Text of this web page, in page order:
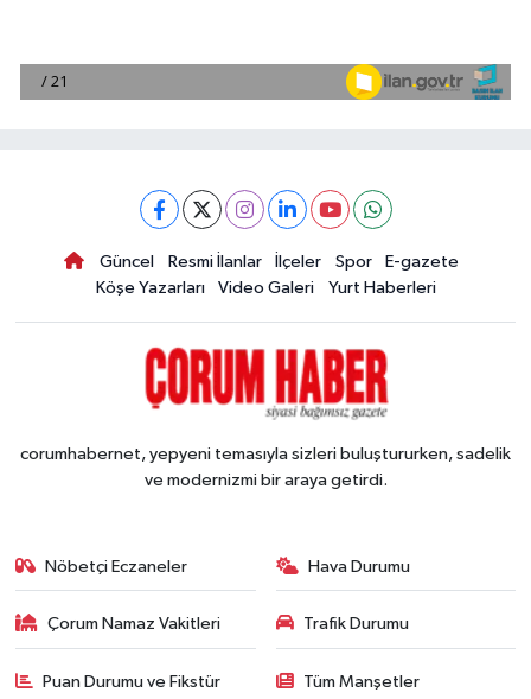
Güncel Resmi İlanlar İlçeler Spor
E-gazete
Köşe Yazarları
Video Galeri Yurt Haberleri
corumhabernet, yepyeni temasıyla sizleri buluştururken, sadelik
ve modernizmi bir araya getirdi.
Nöbetçi Eczaneler Hava Durumu
Çorum Namaz Vakitleri Trafik Durumu
Puan Durumu ve Fikstür Tüm Manşetler